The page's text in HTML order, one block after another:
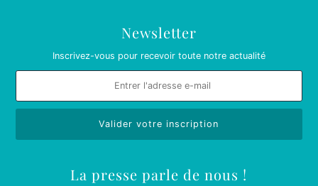
Newsletter
Inscrivez-vous pour recevoir toute notre actualité
La presse parle de nous !